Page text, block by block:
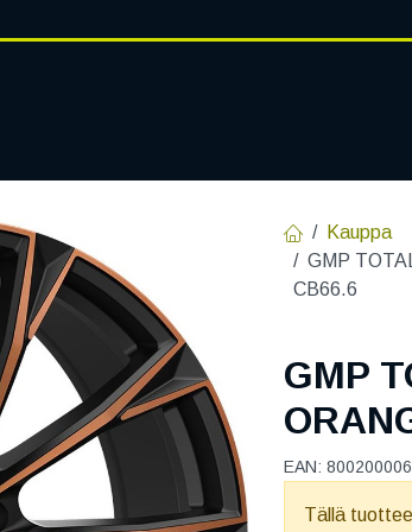
Kauppa
GMP
CB66.6
GMP
EAN:
Tällä